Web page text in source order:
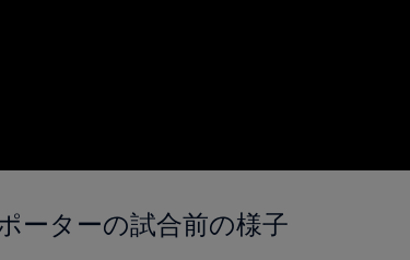
ーターの試合前の様子